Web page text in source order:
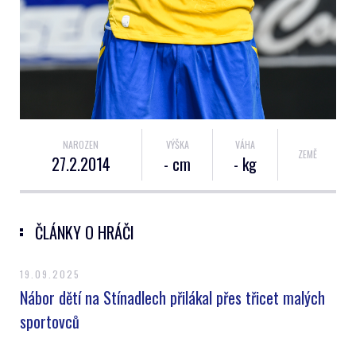
NAROZEN
27.2.2014
VÝŠKA
- cm
VÁHA
- kg ZEMĚ
ČLÁNKY O HRÁČI
19.09.2025
Nábor dětí na Stínadlech přilákal přes třicet malých
sportovců